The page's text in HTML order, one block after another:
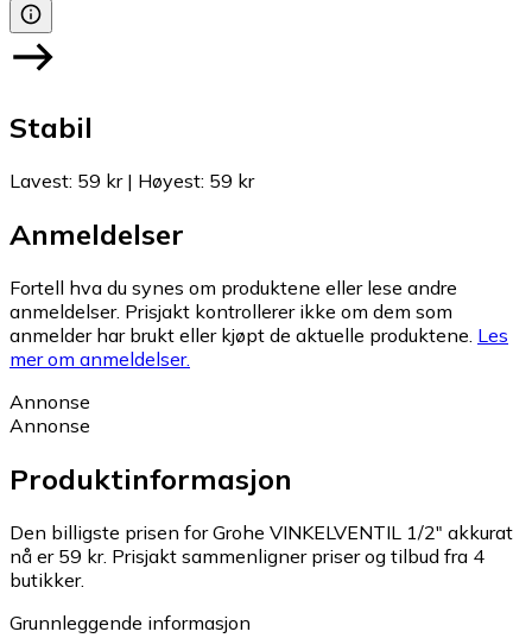
Stabil
Lavest: 59 kr| Høyest: 59 kr
Anmeldelser
Fortell hva du synes om produktene eller lese andre
anmeldelser. Prisjakt kontrollerer ikke om dem som
anmelder har brukt eller kjøpt de aktuelle produktene. Les
mer om anmeldelser.
Annonse
Annonse
Produktinformasjon
Den billigste prisen for Grohe VINKELVENTIL 1/2" akkurat
nå er 59 kr. Prisjakt sammenligner priser og tilbud fra 4
butikker.
Grunnleggende informasjon